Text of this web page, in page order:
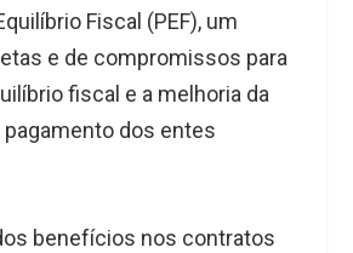
Fiscal (PEF), um
e de compromissos para
fiscal e a melhoria da
pagamento dos entes
benefícios nos contratos